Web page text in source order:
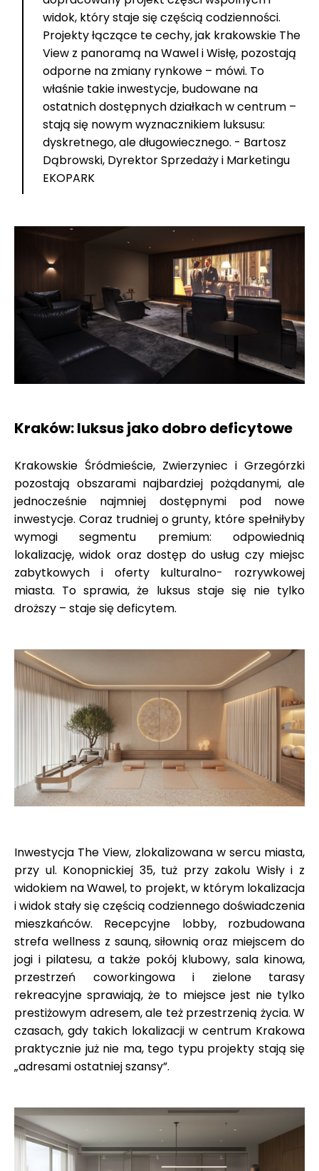
widok, który staje się częścią codzienności.
Projekty łączące te cechy, jak krakowskie The
View z panoramą na Wawel i Wisłę, pozostają
odporne na zmiany rynkowe – mówi. To
właśnie takie inwestycje, budowane na
ostatnich dostępnych działkach w centrum –
stają się nowym wyznacznikiem luksusu:
dyskretnego, ale długowiecznego. - Bartosz
Dąbrowski, Dyrektor Sprzedaży i Marketingu
EKOPARK
Kraków: luksus jako dobro deficytowe
Krakowskie Śródmieście, Zwierzyniec i Grzegórzki
pozostają obszarami najbardziej pożądanymi, ale
jednocześnie najmniej dostępnymi pod nowe
inwestycje. Coraz trudniej o grunty, które spełniłyby
wymogi segmentu premium: odpowiednią
lokalizację, widok oraz dostęp do usług czy miejsc
zabytkowych i oferty kulturalno- rozrywkowej
miasta. To sprawia, że luksus staje się nie tylko
droższy – staje się deficytem.
Inwestycja The View, zlokalizowana w sercu miasta,
przy ul. Konopnickiej 35, tuż przy zakolu Wisły i z
widokiem na Wawel, to projekt, w którym lokalizacja
i widok stały się częścią codziennego doświadczenia
mieszkańców. Recepcyjne lobby, rozbudowana
strefa wellness z sauną, siłownią oraz miejscem do
jogi i pilatesu, a także pokój klubowy, sala kinowa,
przestrzeń coworkingowa i zielone tarasy
rekreacyjne sprawiają, że to miejsce jest nie tylko
prestiżowym adresem, ale też przestrzenią życia. W
czasach, gdy takich lokalizacji w centrum Krakowa
praktycznie już nie ma, tego typu projekty stają się
„adresami ostatniej szansy”.